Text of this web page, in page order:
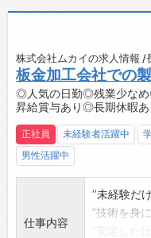
しっかり
で、ご安
＜福利厚
・賞与年3
・有給取得
・退職金制
入）
17：30
・制服貸
・車通勤
・社員用
・就業前
【研修制度
・少しでも
輩社員がお
株式会社ムカイの求人情報 /
板金加工会社での
◎人気の日勤◎残業少な
昇給賞与あり◎長期休暇
正社員 未経験者活躍中
男性活躍中
仕事内容
’’未経験だ
”技術を身